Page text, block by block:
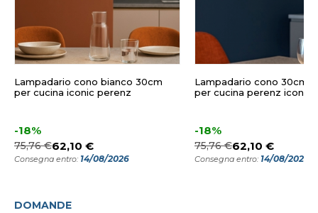
Lampadario cono bianco 30cm
per cucina iconic perenz
-18%
75,76 €62,10 €
Consegna entro: 14/08/2026
Lampadario cono 30cm
per cucina perenz iconic
-18%
75,76 €62,10 €
Consegna entro: 14/08/2026
DOMANDE